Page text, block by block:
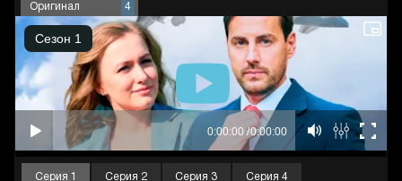
Оригинал 4
Серия 1 Серия 2 Серия 3 Серия 4